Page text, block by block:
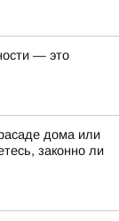
— это
дома или
законно ли